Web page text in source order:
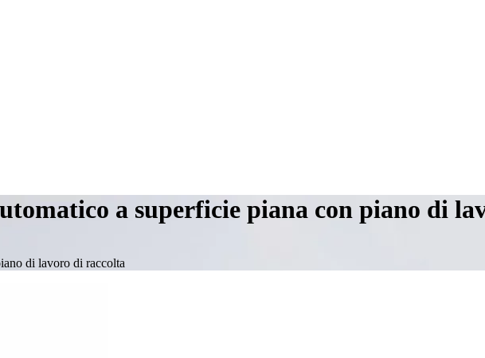
a superficie piana con piano di
di lavoro di raccolta